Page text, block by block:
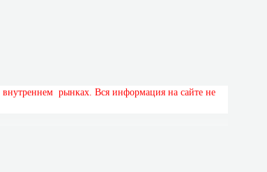
внутреннем рынках. Вся информация на сайте не